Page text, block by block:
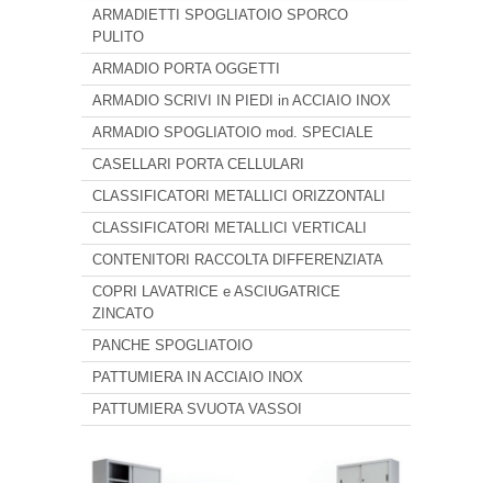
ARMADIETTI SPOGLIATOIO SPORCO
PULITO
ARMADIO PORTA OGGETTI
ARMADIO SCRIVI IN PIEDI in ACCIAIO INOX
ARMADIO SPOGLIATOIO mod. SPECIALE
CASELLARI PORTA CELLULARI
CLASSIFICATORI METALLICI ORIZZONTALI
CLASSIFICATORI METALLICI VERTICALI
CONTENITORI RACCOLTA DIFFERENZIATA
COPRI LAVATRICE e ASCIUGATRICE
ZINCATO
PANCHE SPOGLIATOIO
PATTUMIERA IN ACCIAIO INOX
PATTUMIERA SVUOTA VASSOI